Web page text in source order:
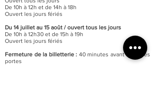
De 10h à 12h et de 14h à 18h
Ouvert les jours fériés
Du 14 juillet au 15 août / ouvert tous les jours
De 10h à 12h30 et de 15h à 19h
Ouvert les jours fériés
Fermeture de la billetterie : 40 minutes avant celle des
portes